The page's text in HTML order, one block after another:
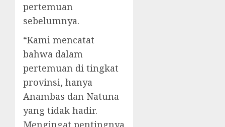
pertemuan
sebelumnya.
“Kami mencatat
bahwa dalam
pertemuan di tingkat
provinsi, hanya
Anambas dan Natuna
yang tidak hadir.
Mengingat pentingnya